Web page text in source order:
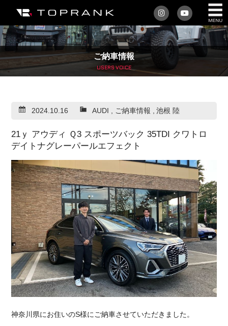
私たちについて
車を買う
アフターサービス
車を売る
店舗/スタッフ情報
インフォメーション
トップランク・マガジン
採用情報
ご納車情報
USERS VOICE
2024.10.16 AUDI , ご納車情報 ,池根 陸
21ｙ アウディ Ｑ3 スポーツバック 35TDI クワトロ
デイトナグレーパールエフェクト
神奈川県にお住いのS様にご納車させていただきました。